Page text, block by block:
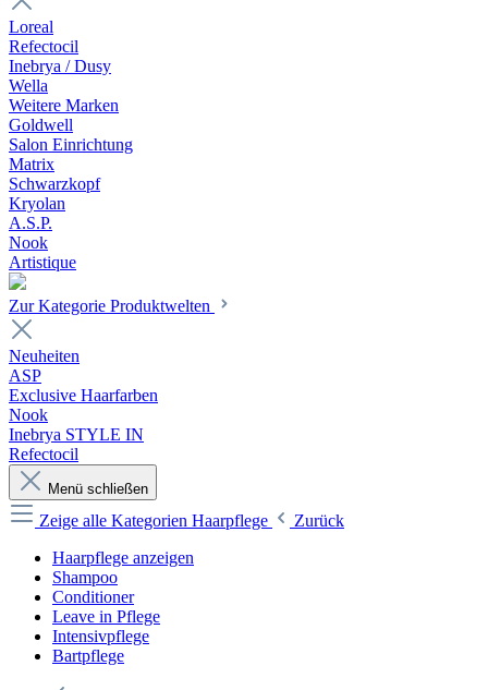
Loreal
Refectocil
Inebrya / Dusy
Wella
Weitere Marken
Goldwell
Salon Einrichtung
Matrix
Schwarzkopf
Kryolan
A.S.P.
Nook
Artistique
Zur Kategorie Produktwelten
Neuheiten
ASP
Exclusive Haarfarben
Nook
Inebrya STYLE IN
Refectocil
Menü schließen
Zeige alle Kategorien Haarpflege
Zurück
Haarpflege anzeigen
Shampoo
Conditioner
Leave in Pflege
Intensivpflege
Bartpflege